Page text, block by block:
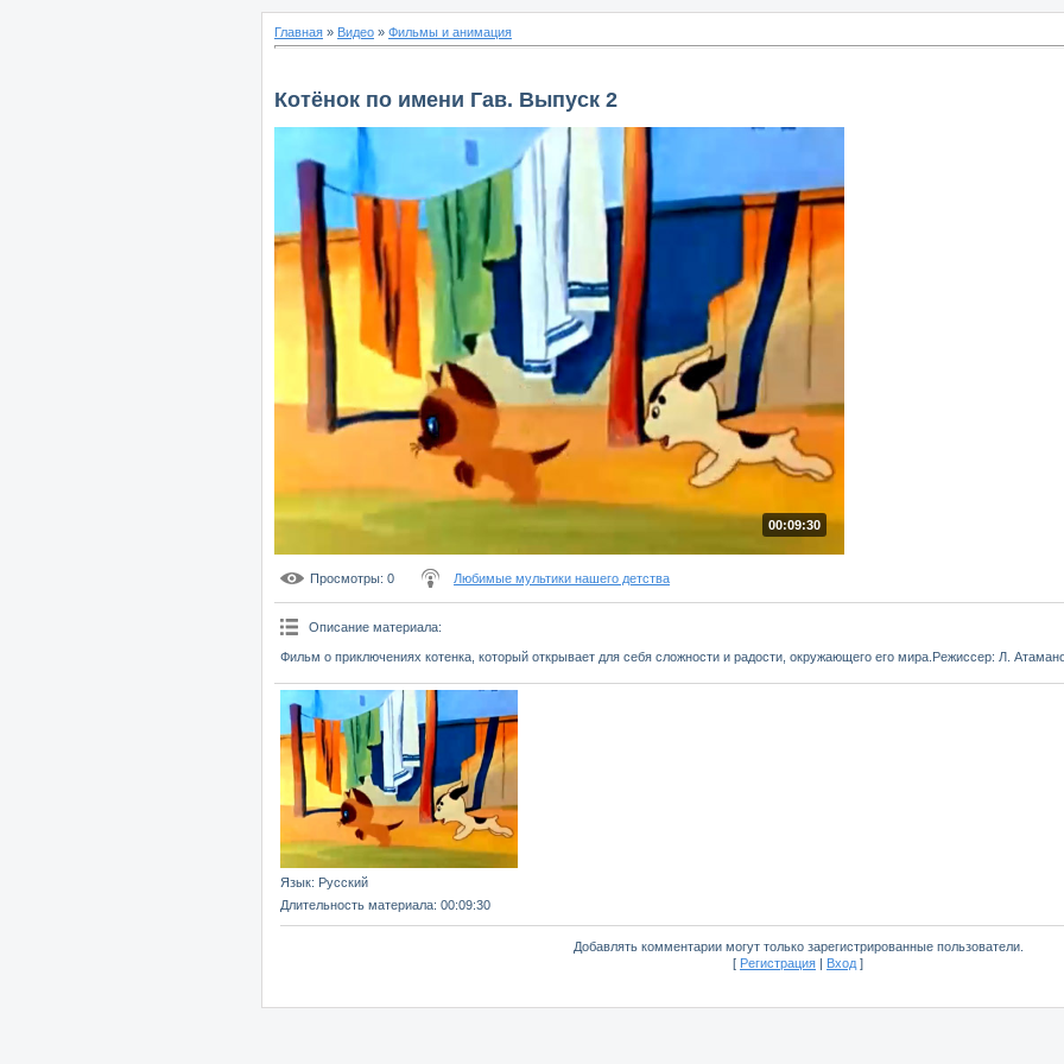
Главная » Видео » Фильмы и анимация
Котёнок по имени Гав. Выпуск 2
00:09:30
Просмотры: 0 Любимые мультики нашего детства
Описание материала:
Фильм о приключениях котенка, который открывает для себя сложности и радости, окружающего его мира.Режиссер: Л.
Язык: Русский
Длительность материала: 00:09:30
Добавлять комментарии могут только зарегистрированные пользователи.
[ Регистрация | Вход ]